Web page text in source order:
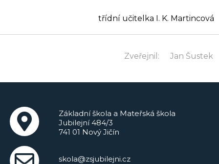
třídní učitelka I. K. Martincová
Zveřejnil: Jan Šustek
Základní škola a Mateřská škola
Jubilejní 484/3
741 01 Nový Jičín
skola@zsjubilejni.cz